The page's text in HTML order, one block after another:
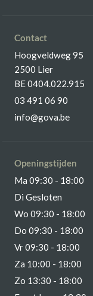
Contact
Hoogveldweg 95
2500 Lier
BE 0404.022.915
03 491 06 90
info@gova.be
Openingstijden
Ma 09:30 - 18:00
Di Gesloten
Wo 09:30 - 18:00
Do 09:30 - 18:00
Vr 09:30 - 18:00
Za 10:00 - 18:00
Zo 13:30 - 18:00